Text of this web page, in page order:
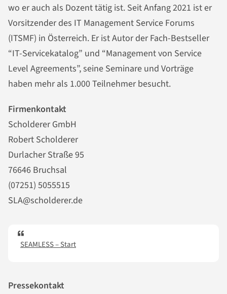
wo er auch als Dozent tätig ist. Seit Anfang 2021 ist er
Vorsitzender des IT Management Service Forums
(ITSMF) in Österreich. Er ist Autor der Fach-Bestseller
“IT-Servicekatalog” und “Management von Service
Level Agreements”, seine Seminare und Vorträge
haben mehr als 1.000 Teilnehmer besucht.
Firmenkontakt
Scholderer GmbH
Robert Scholderer
Durlacher Straße 95
76646 Bruchsal
(07251) 5055515
SLA@scholderer.de
SEAMLESS – Start
Pressekontakt